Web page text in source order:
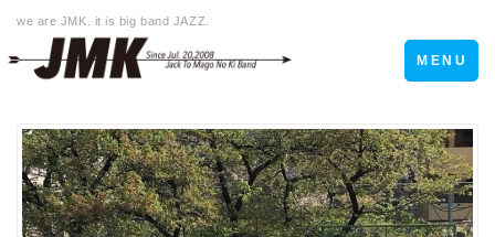
we are JMK. it is big band JAZZ.
Toggle
navigation
MENU